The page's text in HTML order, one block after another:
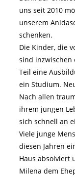
uns seit 2010
unserem
schenken.
Die Kinder, die
sind inzwischen
Teil eine
ein Studium.
Nach allen
ihrem jungen
sich schnell an
Viele junge
diesen Jahren
Haus absolviert
Milena dem